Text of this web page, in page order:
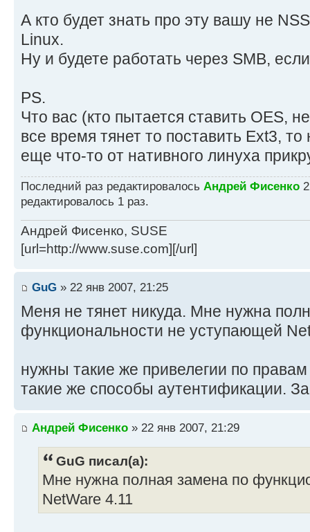
А кто будет знать про эту вашу не
Linux.
Ну и будете работать через SMB,
PS.
Что вас (кто пытается ставить OES,
все время тянет то поставить Ext3,
еще что-то от нативного линуха
Последний раз редактировалось Андрей Фисенко
редактировалось 1 раз.
Андрей Фисенко, SUSE
[url=http://www.suse.com][/url]
GuG » 22 янв 2007, 21:25
Меня не тянет никуда. Мне нужна
функциональности не уступающей
нужны такие же привелегии по
такие же способы аутентификации.
Андрей Фисенко » 22 янв 2007, 21:29
GuG писал(а):
Мне нужна полная замена по
NetWare 4.11